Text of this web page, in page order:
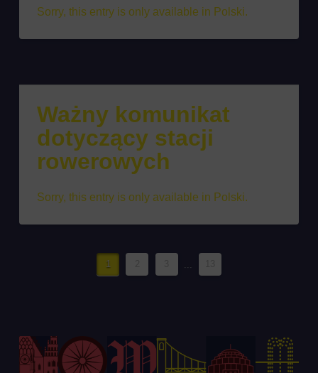
Sorry, this entry is only available in Polski.
Ważny komunikat
dotyczący stacji
rowerowych
Sorry, this entry is only available in Polski.
1